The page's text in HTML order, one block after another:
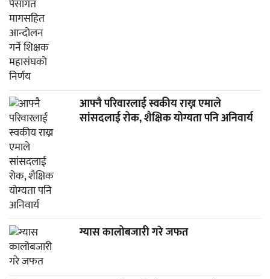
आफ्नै परिवारलाई स्वकीय राख्न एमाले
सांसदलाई रोक, शैक्षिक योग्यता पनि अनिवार्य
ग्यास कालोबजारी गरे जफत